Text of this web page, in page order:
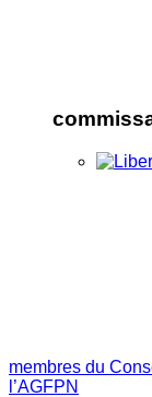
membres du
l’AGFPN